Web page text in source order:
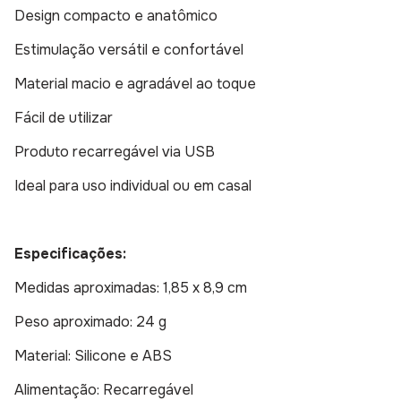
Design compacto e anatômico
Estimulação versátil e confortável
Material macio e agradável ao toque
Fácil de utilizar
Produto recarregável via USB
Ideal para uso individual ou em casal
Especificações:
Medidas aproximadas: 1,85 x 8,9 cm
Peso aproximado: 24 g
Material: Silicone e ABS
Alimentação: Recarregável